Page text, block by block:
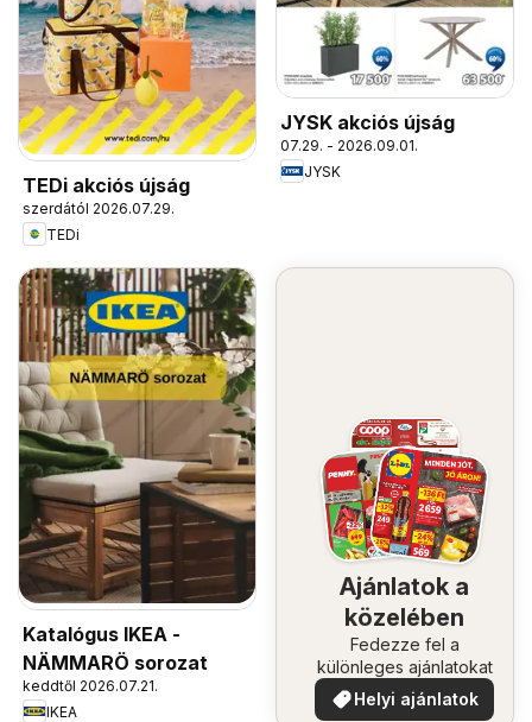
TEDi akciós újság
szerdától 2026.07.29.
TEDi
JYSK akciós újság
07.29. - 2026.09.01.
JYSK
Katalógus IKEA -
NÄMMARÖ sorozat
keddtől 2026.07.21.
IKEA
Ajánlatok a
közelében
Fedezze fel a
különleges ajánlatokat
Helyi ajánlatok